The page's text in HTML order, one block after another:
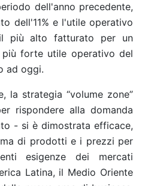
dell'anno precedente,
dell'11% e l'utile operativo
più alto fatturato per un
forte utile operativo del
ad oggi.
la strategia “volume zone”
rispondere alla domanda
- si è dimostrata efficace,
di prodotti e i prezzi per
esigenze dei mercati
Latina, il Medio Oriente